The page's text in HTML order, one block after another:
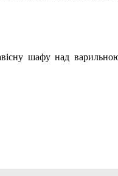
шафу над